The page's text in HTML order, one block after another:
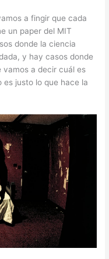
a fingir que cada
un paper del MIT
donde la ciencia
y hay casos donde
vamos a decir cuál es
justo lo que hace la